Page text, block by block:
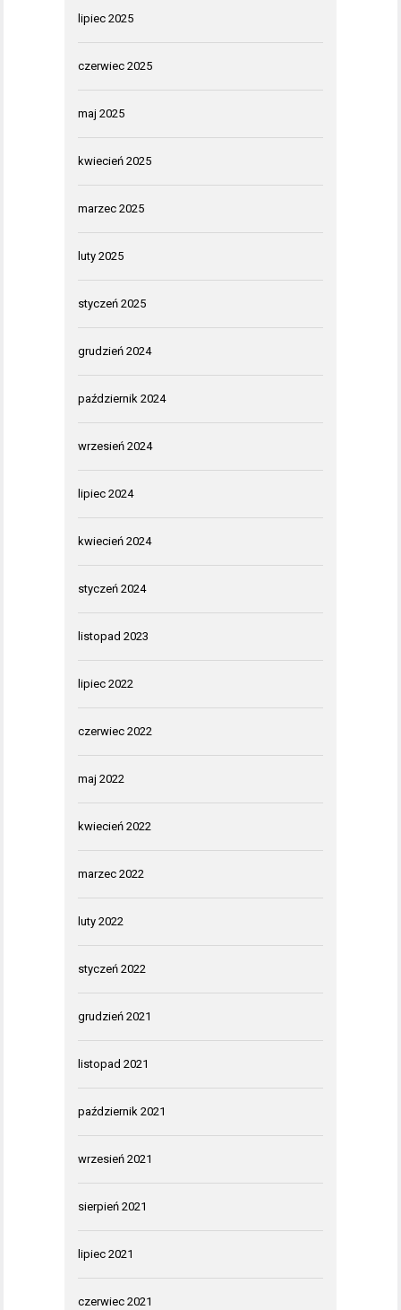
lipiec 2025
czerwiec 2025
maj 2025
kwiecień 2025
marzec 2025
luty 2025
styczeń 2025
grudzień 2024
październik 2024
wrzesień 2024
lipiec 2024
kwiecień 2024
styczeń 2024
listopad 2023
lipiec 2022
czerwiec 2022
maj 2022
kwiecień 2022
marzec 2022
luty 2022
styczeń 2022
grudzień 2021
listopad 2021
październik 2021
wrzesień 2021
sierpień 2021
lipiec 2021
czerwiec 2021